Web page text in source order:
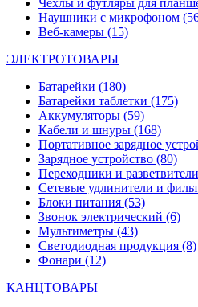
Чехлы и футляры для
Наушники с микрофоном
Веб-камеры (15)
ЭЛЕКТРОТОВАРЫ
Батарейки (180)
Батарейки таблетки (175)
Аккумуляторы (59)
Кабели и шнуры (168)
Портативное зарядное
Зарядное устройство (80)
Переходники и разветвители
Сетевые удлинители и
Блоки питания (53)
Звонок электрический (6)
Мультиметры (43)
Светодиодная продукция (8)
Фонари (12)
КАНЦТОВАРЫ